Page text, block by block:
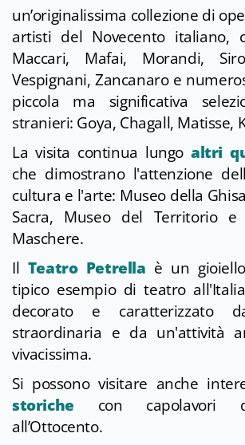
un’originalissima collezione di
artisti del Novecento italiano,
Maccari, Mafai, Morandi,
Vespignani, Zancanaro e
piccola ma significativa
stranieri: Goya, Chagall, Matisse,
La visita continua lungoaltri
che dimostrano l'attenzione
cultura e l'arte: Museo della
Sacra, Museo del Territorio e
Maschere.
Il Teatro Petrella è un
tipico esempio di teatro
decorato e caratterizzato
straordinaria e da un'attività
vivacissima.
Si possono visitare anche
storiche con capolavori
all’Ottocento.